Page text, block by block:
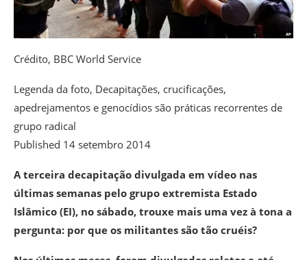
Crédito, BBC World Service
Legenda da foto, Decapitações, crucificações,
apedrejamentos e genocídios são práticas recorrentes de
grupo radical
Published 14 setembro 2014
A terceira decapitação divulgada em vídeo nas
últimas semanas pelo grupo extremista Estado
Islâmico (EI), no sábado, trouxe mais uma vez à tona a
pergunta: por que os militantes são tão cruéis?